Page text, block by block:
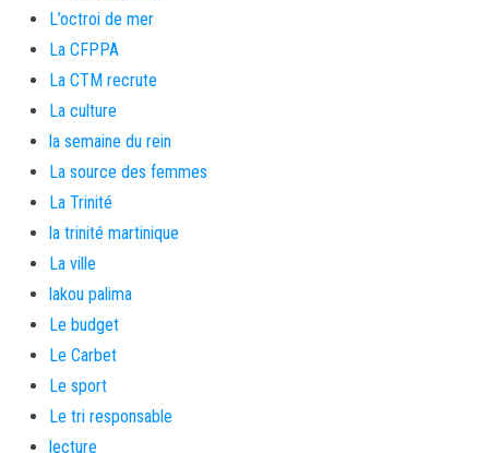
L’octroi de mer
La CFPPA
La CTM recrute
La culture
la semaine du rein
La source des femmes
La Trinité
la trinité martinique
La ville
lakou palima
Le budget
Le Carbet
Le sport
Le tri responsable
lecture